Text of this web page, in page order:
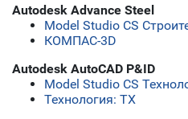
Autodesk Advance Steel
Model Studio CS
КОМПАС-3D
Autodesk AutoCAD P&ID
Model Studio CS
Технология: ТХ